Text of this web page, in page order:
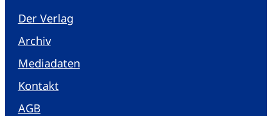
Der Verlag
Archiv
Mediadaten
Kontakt
AGB